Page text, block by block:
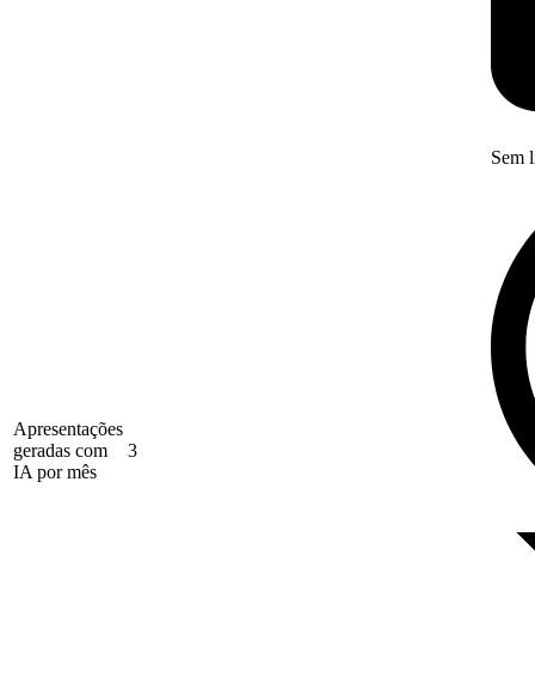
Apresentações
geradas com
IA por mês
3
Sem